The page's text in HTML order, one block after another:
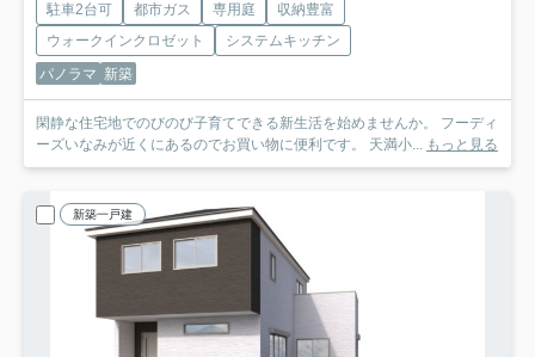
駐車2台可 都市ガス 専用庭
収納豊富
ウォークインクロゼット
システムキッチン
パノラマ 新築
閑静な住宅地でのびのび子育てできる新生活を始めませんか。 フーディ
ーズいなみが近くにあるのでお買い物に便利です。 天満小... もっと見る
新築一戸建